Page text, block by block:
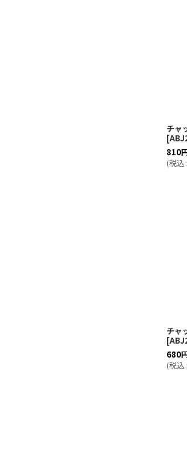
チャ
[
810
(税込:
チャ
[
680
(税込: